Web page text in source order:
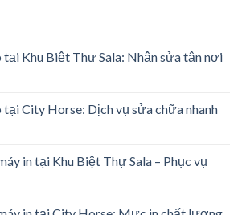
tại Khu Biệt Thự Sala: Nhận sửa tận nơi
tại City Horse: Dịch vụ sửa chữa nhanh
in tại Khu Biệt Thự Sala – Phục vụ